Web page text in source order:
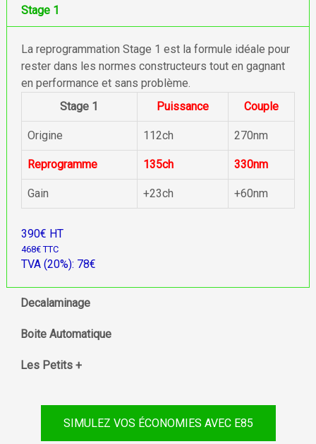
Stage 1
La reprogrammation Stage 1 est la formule idéale pour
rester dans les normes constructeurs tout en gagnant
en performance et sans problème.
Stage 1
Puissance Couple
Origine 112ch 270nm
Reprogramme 135ch 330nm
Gain +23ch +60nm
390€ HT
468€ TTC
TVA (20%): 78€
Decalaminage
Boite Automatique
Les Petits +
SIMULEZ VOS ÉCONOMIES AVEC E85